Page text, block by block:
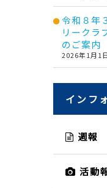
令和８年
リークラ
のご案内
2026年1月1
インフ
週報
活動